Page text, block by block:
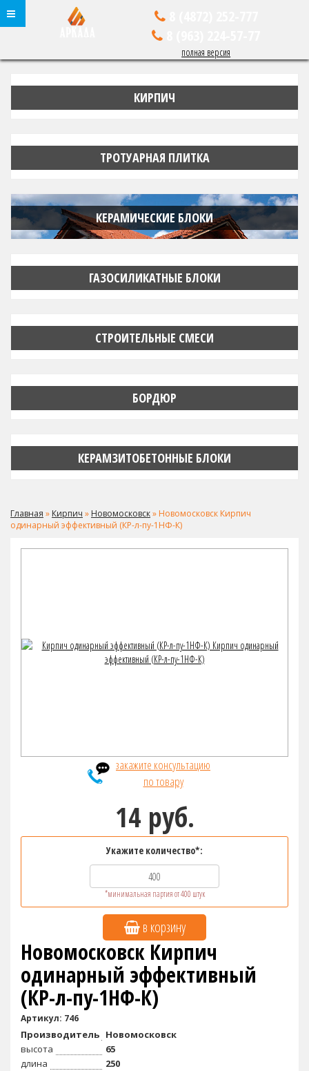
полная версия
КИРПИЧ
ТРОТУАРНАЯ ПЛИТКА
КЕРАМИЧЕСКИЕ БЛОКИ
ГАЗОСИЛИКАТНЫЕ БЛОКИ
СТРОИТЕЛЬНЫЕ СМЕСИ
БОРДЮР
КЕРАМЗИТОБЕТОННЫЕ БЛОКИ
Главная » Кирпич » Новомосковск» Новомосковск Кирпич
одинарный эффективный (КР-л-пу-1НФ-К)
закажите консультацию
по товару
14 руб.
Укажите количество*:
*минимальная партия от 400 штук
в корзину
Новомосковск Кирпич
одинарный эффективный
(КР-л-пу-1НФ-К)
Артикул: 746
Производитель Новомосковск
высота
65
длина
250